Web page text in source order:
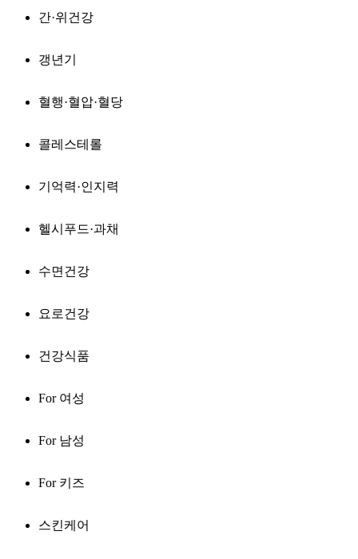
간·위건강
갱년기
혈행·혈압·혈당
콜레스테롤
기억력·인지력
헬시푸드·과채
수면건강
요로건강
건강식품
For 여성
For 남성
For 키즈
스킨케어